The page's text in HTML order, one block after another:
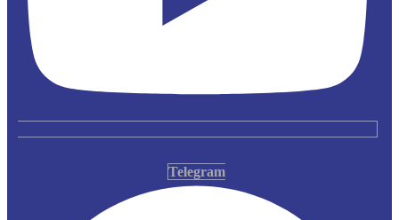
Telegram